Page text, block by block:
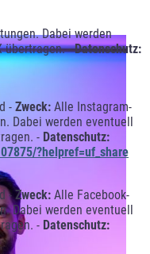
Dabei werden
übertragen. -Datenschutz:
- Zweck: Alle Instagram-
Dabei werden eventuell
- Datenschutz:
?helpref=uf_share
-Zweck: Alle Facebook-
Dabei werden eventuell
- Datenschutz: